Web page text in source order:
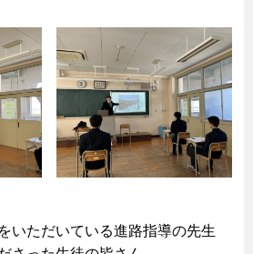
いただいている進路指導の先生